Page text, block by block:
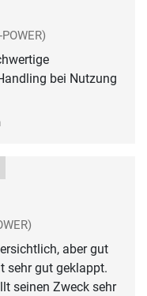
bei Nutzung
aber gut
sehr gut geklappt.
seinen Zweck sehr